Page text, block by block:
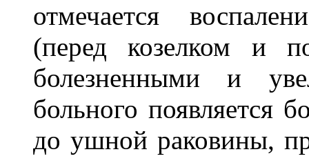
отмечается
(перед козелком и
болезненными и
больного появляется
до ушной раковины,